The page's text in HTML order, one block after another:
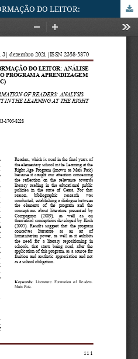
DO LEITOR: